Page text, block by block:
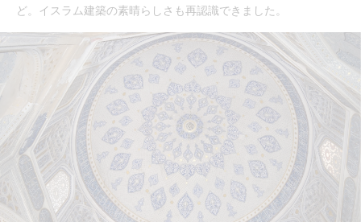
ど。イスラム建築の素晴らしさも再認識できました。